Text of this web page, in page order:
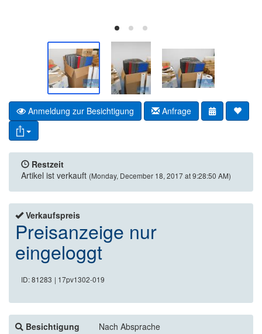
Anmeldung zur Besichtigung Anfrage
Restzeit
Artikel ist verkauft (Monday, December 18, 2017 at 9:28:50 AM)
Verkaufspreis
Preisanzeige nur
eingeloggt
ID: 81283 | 17pv1302-019
Besichtigung
Nach Absprache